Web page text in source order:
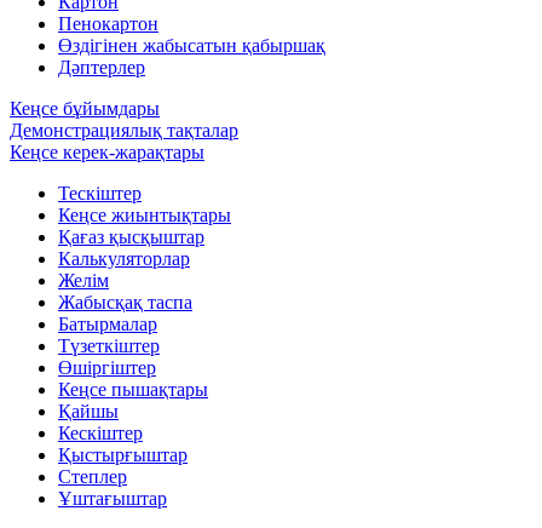
Пенокартон
Өздігінен жабысатын қабыршақ
Дәптерлер
Кеңсе бұйымдары
Демонстрациялық тақталар
Кеңсе керек-жарақтары
Тескіштер
Кеңсе жиынтықтары
Қағаз қысқыштар
Калькуляторлар
Желім
Жабысқақ таспа
Батырмалар
Түзеткіштер
Өшіргіштер
Кеңсе пышақтары
Қайшы
Кескіштер
Қыстырғыштар
Степлер
Ұштағыштар